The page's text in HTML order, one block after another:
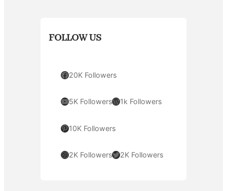
FOLLOW US
Facebook 20K Followers
YouTube 5K FollowersWordPress 1k Followers
Pinterest 10K Followers
Instagram 2K FollowersTwitter 2K Followers